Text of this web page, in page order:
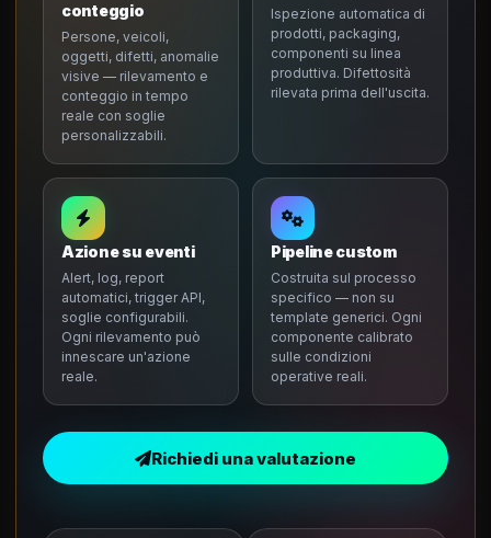
conteggio
Persone, veicoli,
oggetti, difetti, anomalie
visive — rilevamento e
conteggio in tempo
reale con soglie
personalizzabili.
Ispezione automatica di
prodotti, packaging,
componenti su linea
produttiva. Difettosità
rilevata prima dell'uscita.
Azione su eventi
Alert, log, report
automatici, trigger API,
soglie configurabili.
Ogni rilevamento può
innescare un'azione
reale.
Pipeline custom
Costruita sul processo
specifico — non su
template generici. Ogni
componente calibrato
sulle condizioni
operative reali.
Richiedi una valutazione